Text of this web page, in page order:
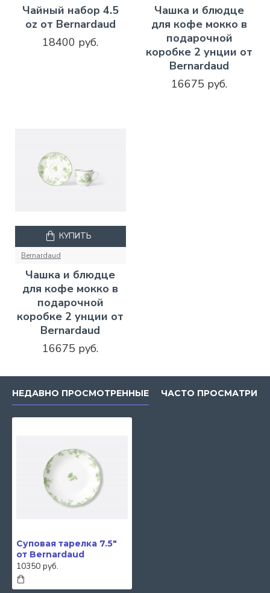
Чайный набор 4.5
oz от Bernardaud
18400 руб.
Чашка и блюдце
для кофе мокко в
подарочной
коробке 2 унции от
Bernardaud
16675 руб.
Bernardaud
Чашка и блюдце
для кофе мокко в
подарочной
коробке 2 унции от
Bernardaud
16675 руб.
КУПИТЬ
НЕДАВНО ПРОСМОТРЕННЫЕ ЧАСТО
Суповая тарелка 7.5"
от Bernardaud
10350 руб.